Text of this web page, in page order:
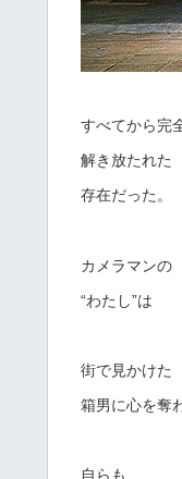
すべてから完
解き放たれた
存在だった。
カメラマンの
“わたし”は
街で見かけた
箱男に心を奪
自らも